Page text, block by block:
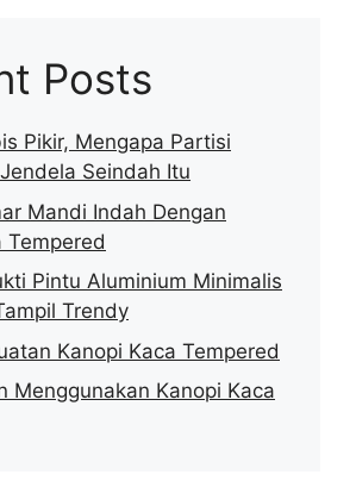
Posts
Pikir, Mengapa Partisi
Seindah Itu
Mandi Indah Dengan
Tempered
Pintu Aluminium Minimalis
Trendy
Kanopi Kaca Tempered
Menggunakan Kanopi Kaca